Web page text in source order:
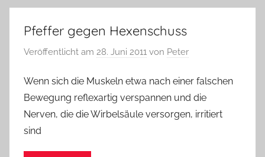
Pfeffer gegen Hexenschuss
Veröffentlicht am 28. Juni 2011 von Peter
Wenn sich die Muskeln etwa nach einer falschen
Bewegung reflexartig verspannen und die
Nerven, die die Wirbelsäule versorgen, irritiert
sind